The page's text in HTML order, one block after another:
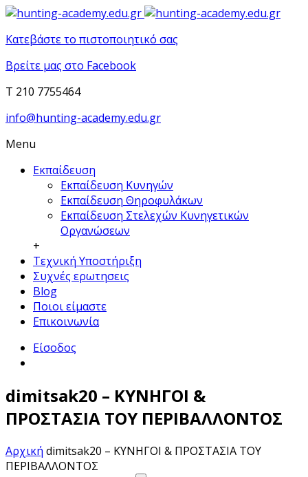
Κατεβάστε το πιστοποιητικό σας
Βρείτε μας στο Facebook
T 210 7755464
info@hunting-academy.edu.gr
Menu
Εκπαίδευση
Εκπαίδευση Κυνηγών
Εκπαίδευση Θηροφυλάκων
Εκπαίδευση Στελεχών Κυνηγετικών
Οργανώσεων
+
Τεχνική Υποστήριξη
Συχνές ερωτησεις
Blog
Ποιοι είμαστε
Επικοινωνία
Είσοδος
dimitsak20 – ΚΥΝΗΓΟΙ &
ΠΡΟΣΤΑΣΙΑ ΤΟΥ ΠΕΡΙΒΑΛΛΟΝΤΟΣ
Αρχική dimitsak20 – ΚΥΝΗΓΟΙ & ΠΡΟΣΤΑΣΙΑ ΤΟΥ
ΠΕΡΙΒΑΛΛΟΝΤΟΣ